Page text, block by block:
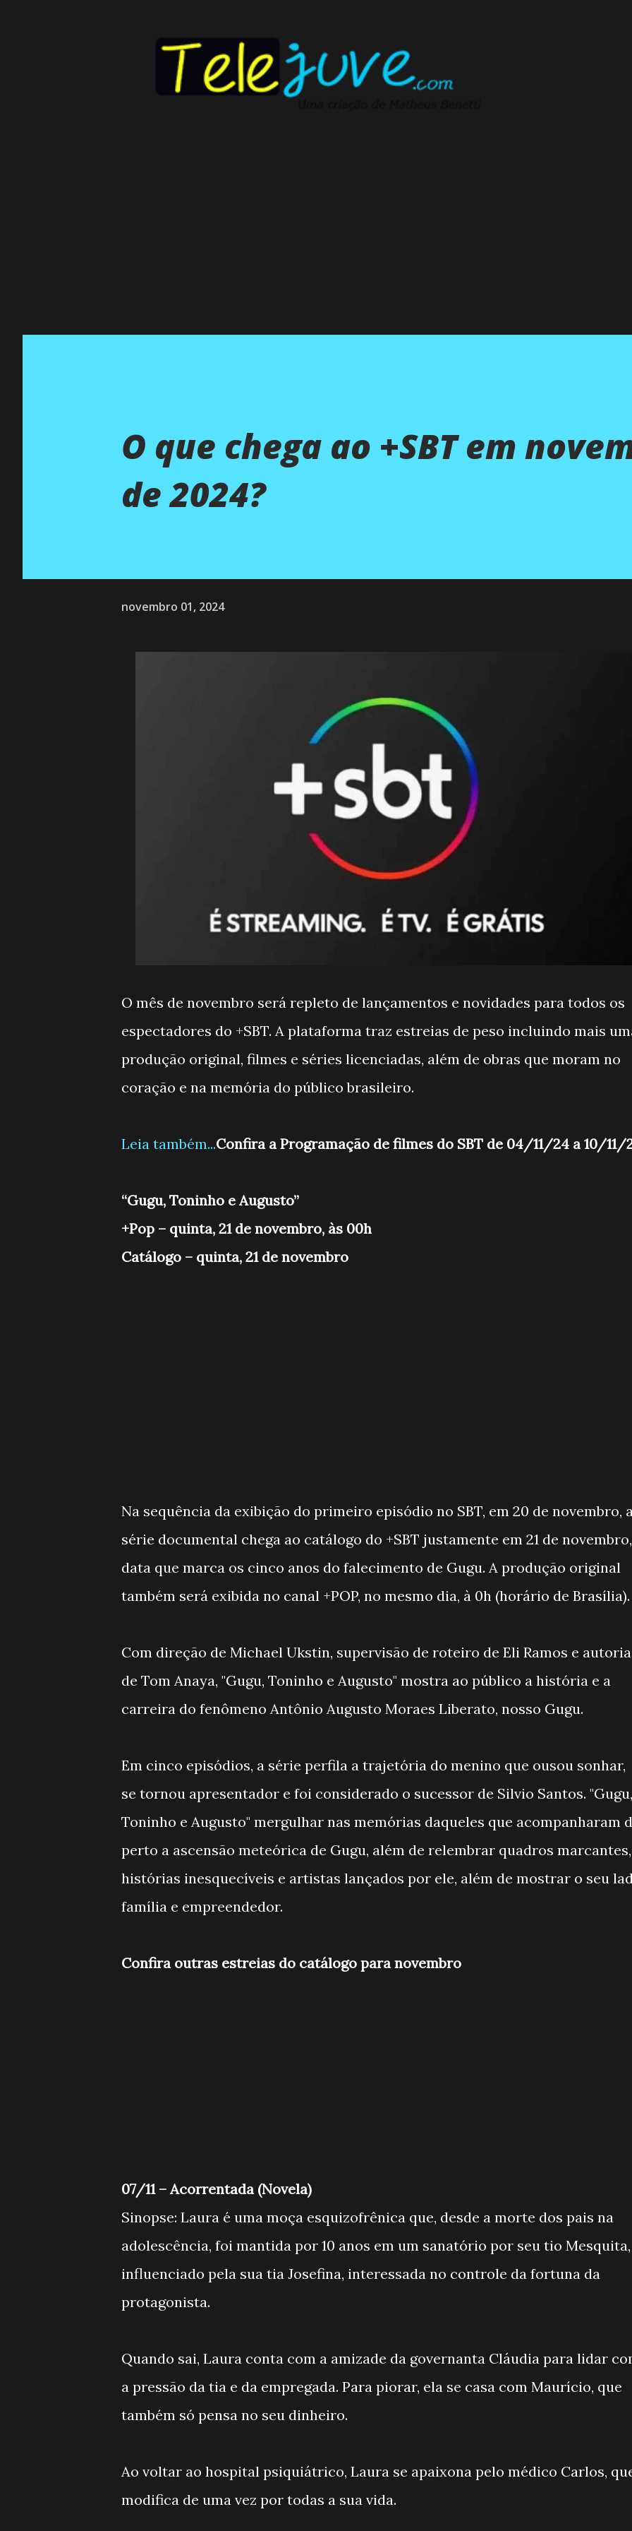
O que chega ao +SBT em
de 2024?
novembro 01, 2024
O mês de novembro será repleto de lançamentos e novidades para todos os
espectadores do +SBT. A plataforma traz estreias de peso incluindo mais
produção original, filmes e séries licenciadas, além de obras que moram no
coração e na memória do público brasileiro.
Leia também...Confira a Programação de filmes do SBT de 04/11/24 a 10/11/
“Gugu, Toninho e Augusto”
+Pop – quinta, 21 de novembro, às 00h
Catálogo – quinta, 21 de novembro
Na sequência da exibição do primeiro episódio no SBT, em 20 de novembro,
série documental chega ao catálogo do +SBT justamente em 21 de novembro,
data que marca os cinco anos do falecimento de Gugu. A produção original
também será exibida no canal +POP, no mesmo dia, à 0h (horário de Brasília).
Com direção de Michael Ukstin, supervisão de roteiro de Eli Ramos e autoria
de Tom Anaya, "Gugu, Toninho e Augusto" mostra ao público a história e a
carreira do fenômeno Antônio Augusto Moraes Liberato, nosso Gugu.
Em cinco episódios, a série perfila a trajetória do menino que ousou sonhar,
se tornou apresentador e foi considerado o sucessor de Silvio Santos. "Gugu,
Toninho e Augusto" mergulhar nas memórias daqueles que acompanharam
perto a ascensão meteórica de Gugu, além de relembrar quadros marcantes,
histórias inesquecíveis e artistas lançados por ele, além de mostrar o seu
família e empreendedor.
Confira outras estreias do catálogo para novembro
07/11 – Acorrentada (Novela)
Sinopse: Laura é uma moça esquizofrênica que, desde a morte dos pais na
adolescência, foi mantida por 10 anos em um sanatório por seu tio Mesquita,
influenciado pela sua tia Josefina, interessada no controle da fortuna da
protagonista.
Quando sai, Laura conta com a amizade da governanta Cláudia para lidar
a pressão da tia e da empregada. Para piorar, ela se casa com Maurício, que
também só pensa no seu dinheiro.
Ao voltar ao hospital psiquiátrico, Laura se apaixona pelo médico Carlos,
modifica de uma vez por todas a sua vida.